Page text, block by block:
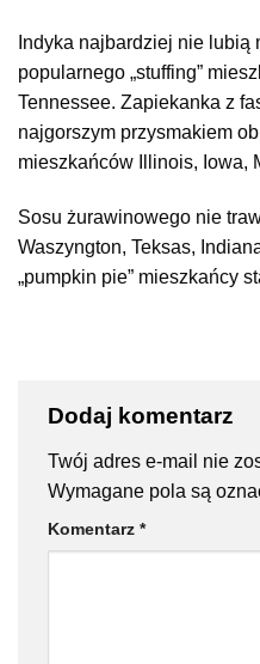
Indyka najbardziej nie lubią
popularnego „stuffing”
Tennessee. Zapiekanka z
najgorszym przysmakiem
mieszkańców Illinois, Iowa,
Sosu żurawinowego nie
Waszyngton, Teksas,
„pumpkin pie” mieszkańcy
Dodaj komentarz
Twój adres e-mail nie
Wymagane pola są
Komentarz *